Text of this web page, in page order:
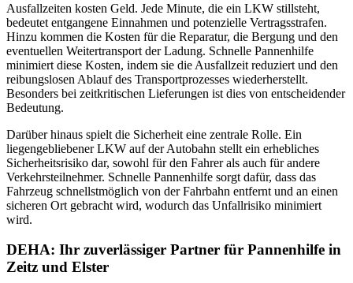
Ausfallzeiten kosten Geld. Jede Minute, die ein LKW stillsteht,
bedeutet entgangene Einnahmen und potenzielle Vertragsstrafen.
Hinzu kommen die Kosten für die Reparatur, die Bergung und den
eventuellen Weitertransport der Ladung. Schnelle Pannenhilfe
minimiert diese Kosten, indem sie die Ausfallzeit reduziert und den
reibungslosen Ablauf des Transportprozesses wiederherstellt.
Besonders bei zeitkritischen Lieferungen ist dies von entscheidender
Bedeutung.
Darüber hinaus spielt die Sicherheit eine zentrale Rolle. Ein
liegengebliebener LKW auf der Autobahn stellt ein erhebliches
Sicherheitsrisiko dar, sowohl für den Fahrer als auch für andere
Verkehrsteilnehmer. Schnelle Pannenhilfe sorgt dafür, dass das
Fahrzeug schnellstmöglich von der Fahrbahn entfernt und an einen
sicheren Ort gebracht wird, wodurch das Unfallrisiko minimiert
wird.
DEHA: Ihr zuverlässiger Partner für Pannenhilfe in
Zeitz und Elster